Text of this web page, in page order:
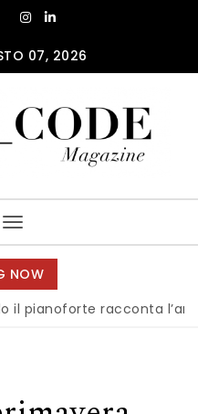
07, 2026
Toggle
navigation
NOW
racconta l’anima